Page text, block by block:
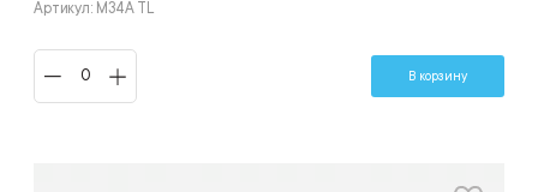
Артикул: M34A TL
В корзину